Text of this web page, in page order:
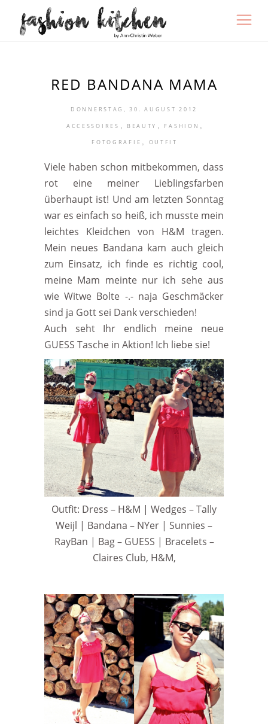
RED BANDANA MAMA
DONNERSTAG, 30. AUGUST 2012
ACCESSOIRES , BEAUTY , FASHION ,
FOTOGRAFIE , OUTFIT
Viele haben schon mitbekommen, dass
rot eine meiner Lieblingsfarben
überhaupt ist! Und am letzten Sonntag
war es einfach so heiß, ich musste mein
leichtes Kleidchen von H&M tragen.
Mein neues Bandana kam auch gleich
zum Einsatz, ich finde es richtig cool,
meine Mam meinte nur ich sehe aus
wie Witwe Bolte -.- naja Geschmäcker
sind ja Gott sei Dank verschieden!
Auch seht Ihr endlich meine neue
GUESS Tasche in Aktion! Ich liebe sie!
Outfit: Dress – H&M | Wedges – Tally
Weijl | Bandana – NYer | Sunnies –
RayBan | Bag – GUESS | Bracelets –
Claires Club, H&M,